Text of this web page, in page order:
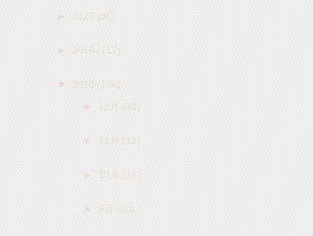
►2020(36)
►2019(117)
▼2018(136)
►12月(10)
►11月(12)
►10月(11)
►9月(10)